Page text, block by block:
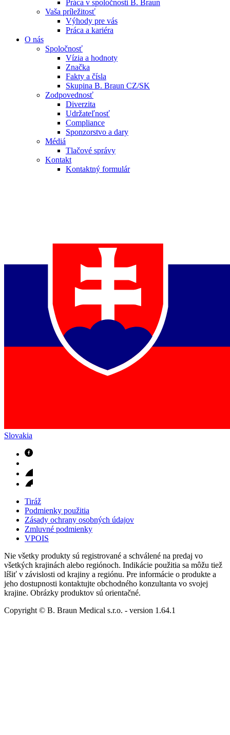
Práca v spoločnosti B. Braun
Vaša príležitosť
Výhody pre vás
Práca a kariéra
O nás
Spoločnosť
Vízia a hodnoty
Značka
Fakty a čísla
Skupina B. Braun CZ/SK
Zodpovednosť
Diverzita
Udržateľnosť
Compliance
Sponzorstvo a dary
Médiá
Tlačové správy
Kontakt
Kontaktný formulár
Slovakia
Tiráž
Podmienky použitia
Zásady ochrany osobných údajov
Zmluvné podmienky
VPOIS
Nie všetky produkty sú registrované a schválené na predaj vo
všetkých krajinách alebo regiónoch. Indikácie použitia sa môžu tiež
líšiť v závislosti od krajiny a regiónu. Pre informácie o produkte a
jeho dostupnosti kontaktujte obchodného konzultanta vo svojej
krajine. Obrázky produktov sú orientačné.
Copyright © B. Braun Medical s.r.o. - version 1.64.1